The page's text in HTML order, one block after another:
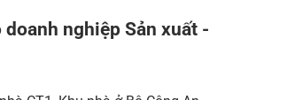
nghiệp Sản xuất -